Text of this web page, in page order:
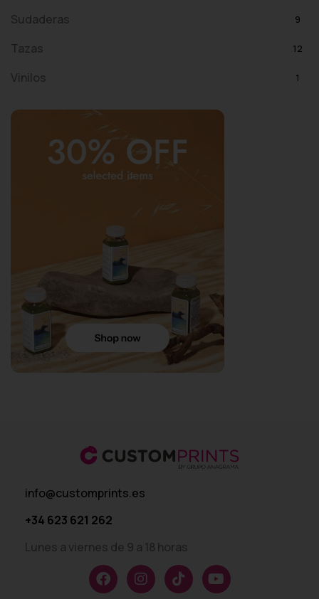
Sudaderas 9
Tazas 12
Vinilos 1
info@customprints.es
+34 623 621 262
Lunes a viernes de 9 a 18 horas